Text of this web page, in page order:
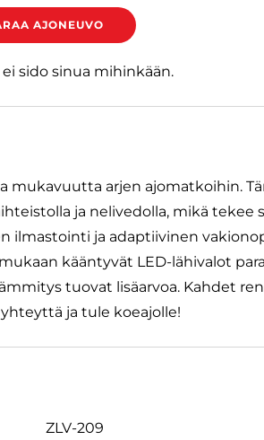
AJONEUVO
sido sinua mihinkään.
mukavuutta arjen ajomatkoihin.
ja nelivedolla, mikä tekee
ilmastointi ja adaptiivinen
kääntyvät LED-lähivalot
tuovat lisäarvoa. Kahdet
ja tule koeajolle!
ZLV-209